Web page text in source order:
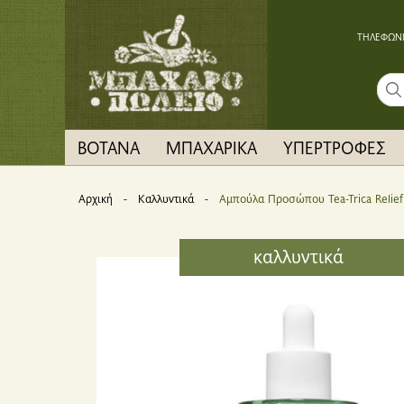
ΒΟΤΑΝΑ ΜΠΑΧΑΡΙΚΑ ΥΠΕΡΤΡΟΦΕΣ
Αρχική Καλλυντικά Current:
Αμπούλα Προσώπου Tea-Trica
καλλυντικά